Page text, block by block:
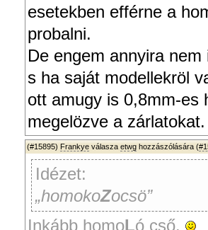
esetekben efférne a
probalni.
De engem annyira
s ha saját modellekröl
ott amugy is 0,8mm-es
megelözve a zárlatokat.
(#15895) Frankye válasza etwg hozzászólására (
Idézet:
„homokoZocsö”
Inkább homoLó cső.